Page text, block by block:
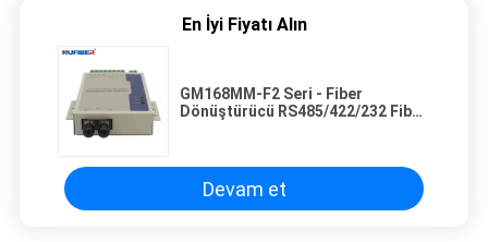
En İyi Fiyatı Alın
GM168MM-F2 Seri - Fiber
Dönüştürücü RS485/422/232 Fiber
Devam et